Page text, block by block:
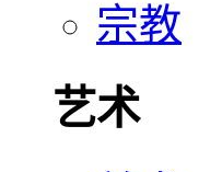
宗教
艺术